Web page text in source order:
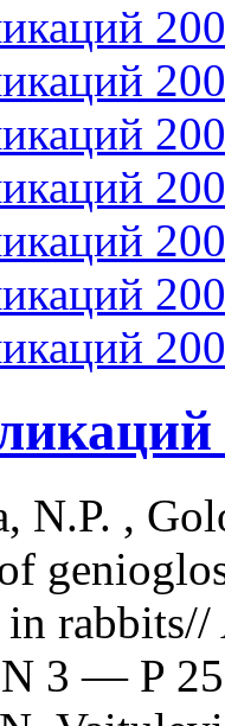
N.P. ,
3 — P